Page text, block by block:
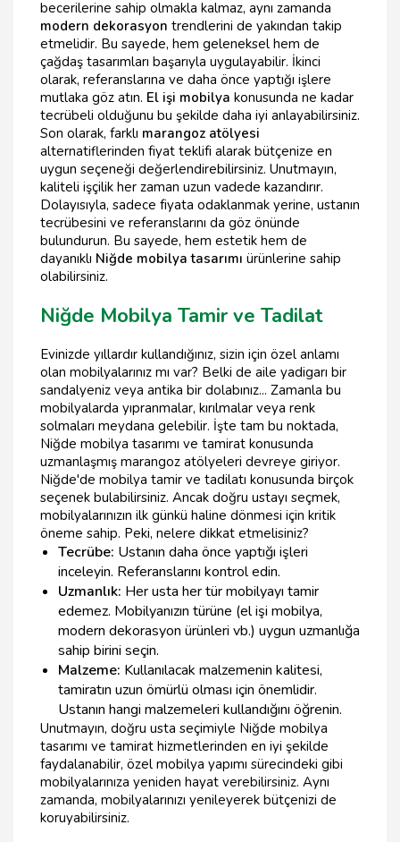
becerilerine sahip olmakla kalmaz, aynı zamanda
modern dekorasyon trendlerini de yakından takip
etmelidir. Bu sayede, hem geleneksel hem de
çağdaş tasarımları başarıyla uygulayabilir. İkinci
olarak, referanslarına ve daha önce yaptığı işlere
mutlaka göz atın. El işi mobilya konusunda ne kadar
tecrübeli olduğunu bu şekilde daha iyi anlayabilirsiniz.
Son olarak, farklı marangoz atölyesi
alternatiflerinden fiyat teklifi alarak bütçenize en
uygun seçeneği değerlendirebilirsiniz. Unutmayın,
kaliteli işçilik her zaman uzun vadede kazandırır.
Dolayısıyla, sadece fiyata odaklanmak yerine, ustanın
tecrübesini ve referanslarını da göz önünde
bulundurun. Bu sayede, hem estetik hem de
dayanıklı Niğde mobilya tasarımı ürünlerine sahip
olabilirsiniz.
Niğde Mobilya Tamir ve Tadilat
Evinizde yıllardır kullandığınız, sizin için özel anlamı
olan mobilyalarınız mı var? Belki de aile yadigarı bir
sandalyeniz veya antika bir dolabınız... Zamanla bu
mobilyalarda yıpranmalar, kırılmalar veya renk
solmaları meydana gelebilir. İşte tam bu noktada,
Niğde mobilya tasarımı ve tamirat konusunda
uzmanlaşmış marangoz atölyeleri devreye giriyor.
Niğde'de mobilya tamir ve tadilatı konusunda birçok
seçenek bulabilirsiniz. Ancak doğru ustayı seçmek,
mobilyalarınızın ilk günkü haline dönmesi için kritik
öneme sahip. Peki, nelere dikkat etmelisiniz?
Tecrübe: Ustanın daha önce yaptığı işleri
inceleyin. Referanslarını kontrol edin.
Uzmanlık: Her usta her tür mobilyayı tamir
edemez. Mobilyanızın türüne (el işi mobilya,
modern dekorasyon ürünleri vb.) uygun uzmanlığa
sahip birini seçin.
Malzeme: Kullanılacak malzemenin kalitesi,
tamiratın uzun ömürlü olması için önemlidir.
Ustanın hangi malzemeleri kullandığını öğrenin.
Unutmayın, doğru usta seçimiyle Niğde mobilya
tasarımı ve tamirat hizmetlerinden en iyi şekilde
faydalanabilir, özel mobilya yapımı sürecindeki gibi
mobilyalarınıza yeniden hayat verebilirsiniz. Aynı
zamanda, mobilyalarınızı yenileyerek bütçenizi de
koruyabilirsiniz.